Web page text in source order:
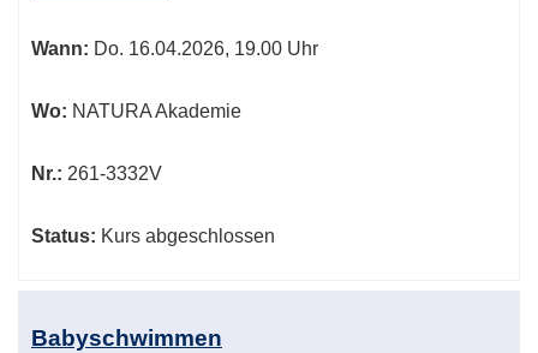
Wann: Do. 16.04.2026, 19.00 Uhr
Wo: NATURA Akademie
Nr.: 261-3332V
Status: Kurs abgeschlossen
Babyschwimmen